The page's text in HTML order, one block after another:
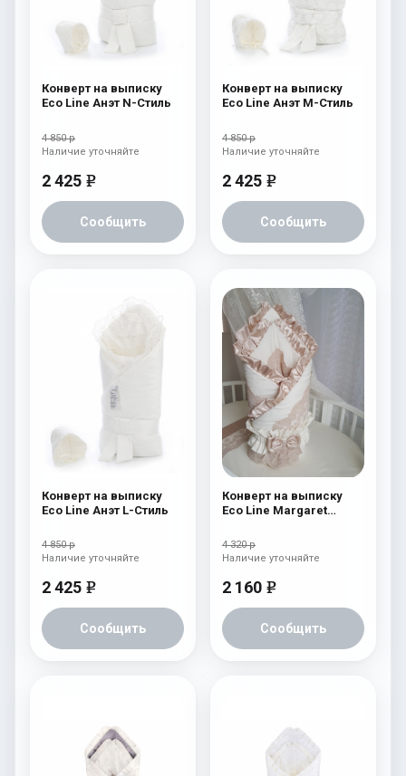
Конверт на выписку
Eco Line Анэт N-Стиль
4 850 р
2 425 e
Сообщить
Наличие уточняйте
Конверт на выписку
Eco Line Анэт M-Стиль
4 850 р
2 425 e
Сообщить
Наличие уточняйте
Конверт на выписку
Eco Line Анэт L-Стиль
4 850 р
2 425 e
Сообщить
Наличие уточняйте
Конверт на выписку
Eco Line Margaret
4 320 р
2 160 e
Сообщить
Наличие уточняйте